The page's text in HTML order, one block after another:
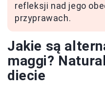
refleksji nad jego
przyprawach.
Jakie są
maggi?
diecie